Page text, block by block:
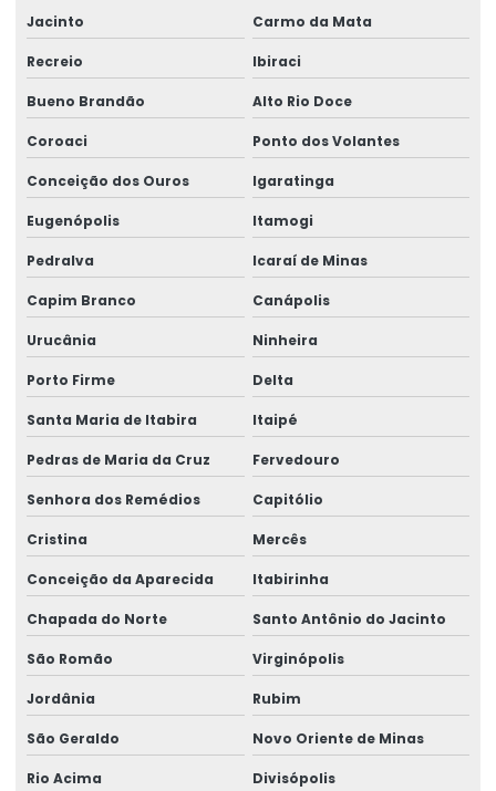
Jacinto Carmo da Mata
Recreio Ibiraci
Bueno Brandão Alto Rio Doce
Coroaci Ponto dos Volantes
Conceição dos Ouros Igaratinga
Eugenópolis Itamogi
Pedralva Icaraí de Minas
Capim Branco Canápolis
Urucânia Ninheira
Porto Firme Delta
Santa Maria de Itabira Itaipé
Pedras de Maria da Cruz Fervedouro
Senhora dos Remédios Capitólio
Cristina Mercês
Conceição da Aparecida Itabirinha
Chapada do Norte Santo Antônio do Jacinto
São Romão Virginópolis
Jordânia Rubim
São Geraldo Novo Oriente de Minas
Rio Acima Divisópolis